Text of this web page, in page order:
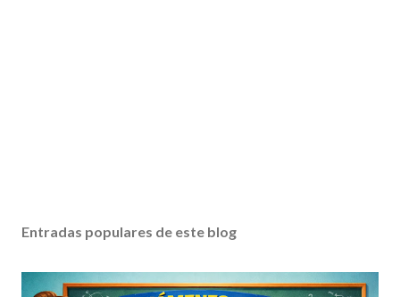
Entradas populares de este blog